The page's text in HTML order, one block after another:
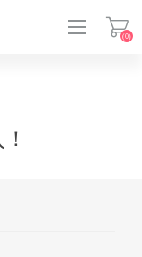
(0)